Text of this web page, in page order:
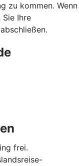
zu kommen. Wenn
Sie Ihre
frei.